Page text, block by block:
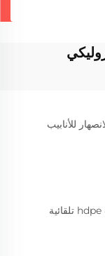
للأنابيب